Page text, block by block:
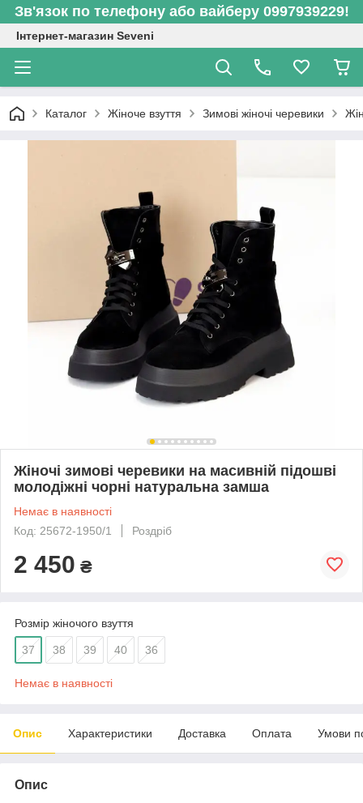
Зв'язок по телефону або вайберу 0997939229!
Інтернет-магазин Seveni
Каталог Жіноче взуття Зимові жіночі черевики
Жіночі зимові черевики на масивній підошві
молодіжні чорні натуральна замша
Немає в наявності
Код: 25672-1950/1
Роздріб
2 450 ₴
Розмір жіночого взуття
37 38 39 40 36
Немає в наявності
Опис Характеристики Доставка Оплата Умови
Опис